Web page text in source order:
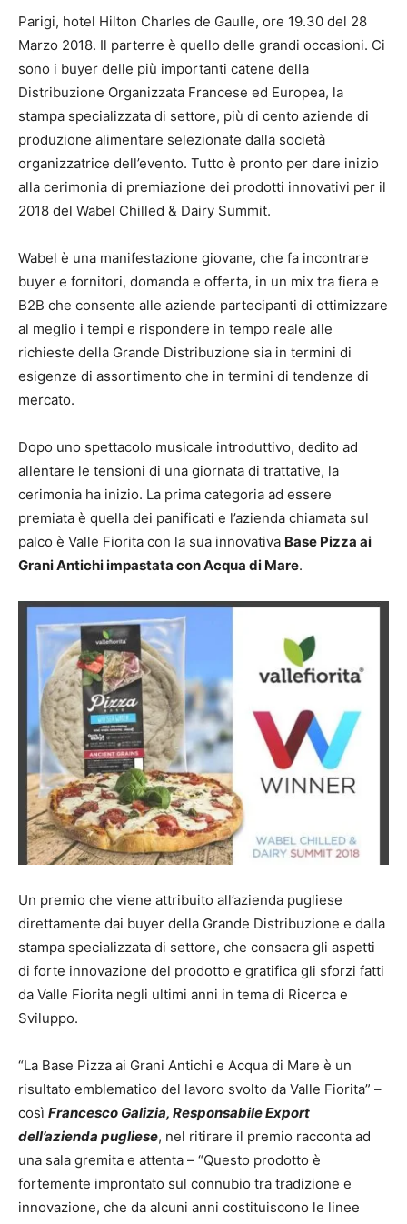
Parigi, hotel Hilton Charles de Gaulle, ore 19.30 del 28
Marzo 2018. Il parterre è quello delle grandi occasioni. Ci
sono i buyer delle più importanti catene della
Distribuzione Organizzata Francese ed Europea, la
stampa specializzata di settore, più di cento aziende di
produzione alimentare selezionate dalla società
organizzatrice dell’evento. Tutto è pronto per dare inizio
alla cerimonia di premiazione dei prodotti innovativi per il
2018 del Wabel Chilled & Dairy Summit.
Wabel è una manifestazione giovane, che fa incontrare
buyer e fornitori, domanda e offerta, in un mix tra fiera e
B2B che consente alle aziende partecipanti di ottimizzare
al meglio i tempi e rispondere in tempo reale alle
richieste della Grande Distribuzione sia in termini di
esigenze di assortimento che in termini di tendenze di
mercato.
Dopo uno spettacolo musicale introduttivo, dedito ad
allentare le tensioni di una giornata di trattative, la
cerimonia ha inizio. La prima categoria ad essere
premiata è quella dei panificati e l’azienda chiamata sul
palco è Valle Fiorita con la sua innovativa Base Pizza ai
Grani Antichi impastata con Acqua di Mare.
Un premio che viene attribuito all’azienda pugliese
direttamente dai buyer della Grande Distribuzione e dalla
stampa specializzata di settore, che consacra gli aspetti
di forte innovazione del prodotto e gratifica gli sforzi fatti
da Valle Fiorita negli ultimi anni in tema di Ricerca e
Sviluppo.
“La Base Pizza ai Grani Antichi e Acqua di Mare è un
risultato emblematico del lavoro svolto da Valle Fiorita” –
così Francesco Galizia, Responsabile Export
dell’azienda pugliese, nel ritirare il premio racconta ad
una sala gremita e attenta – “Questo prodotto è
fortemente improntato sul connubio tra tradizione e
innovazione, che da alcuni anni costituiscono le linee